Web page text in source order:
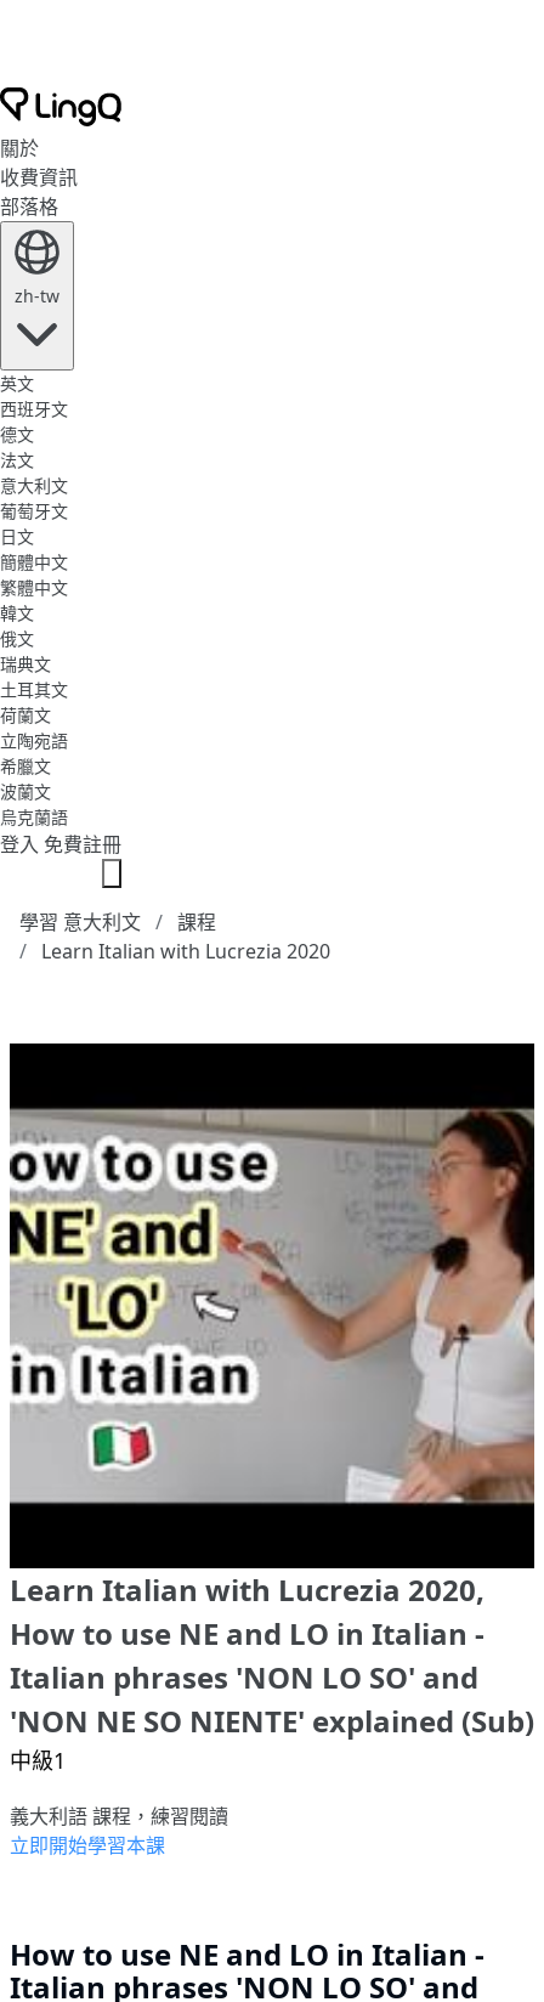
關於
收費資訊
部落格
zh-tw
英文
西班牙文
德文
法文
意大利文
葡萄牙文
日文
簡體中文
繁體中文
韓文
俄文
瑞典文
土耳其文
荷蘭文
立陶宛語
希臘文
波蘭文
烏克蘭語
登入 免費註冊
學習 意大利文
課程
Learn Italian with Lucrezia 2020
Learn Italian with Lucrezia 2020,
How to use NE and LO in Italian -
Italian phrases 'NON LO SO' and
'NON NE SO NIENTE' explained (Sub)
中級1
義大利語 課程，練習閱讀
立即開始學習本課
How to use NE and LO in Italian -
Italian phrases 'NON LO SO' and